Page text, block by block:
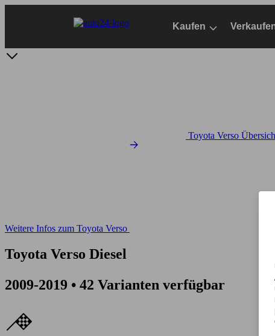
Kaufen
Toyota Verso
Weitere Infos zum Toyota Verso
Toyota Verso Diesel
2009-2019 • 42 Varianten verfügbar